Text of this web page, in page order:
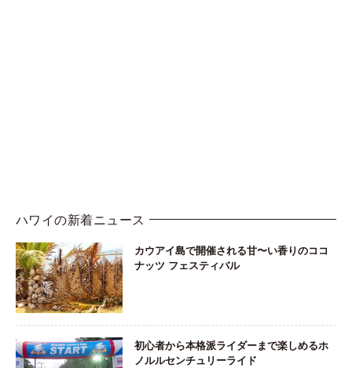
ハワイの新着ニュース
カウアイ島で開催される甘〜い香りのココ
ナッツ フェスティバル
初心者から本格派ライダーまで楽しめるホ
ノルルセンチュリーライド